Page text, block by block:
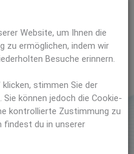
Bayern die VDE-Awards für
Leistungen. Wir
Zeremonie dabei, die mit
Website, um Ihnen die
zu ermöglichen, indem wir
Besuche erinnern.
stimmen Sie der
Sie können jedoch die Cookie-
kontrollierte Zustimmung zu
findest du in unserer